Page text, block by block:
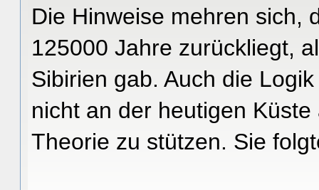
Die Hinweise mehren sich,
125000 Jahre zurückliegt,
Sibirien gab. Auch die
nicht an der heutigen
Theorie zu stützen. Sie